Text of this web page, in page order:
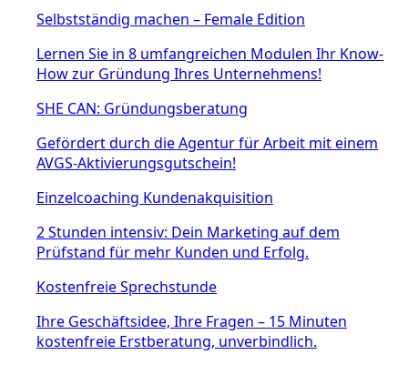
Selbstständig machen – Female Edition
Lernen Sie in 8 umfangreichen Modulen Ihr Know-
How zur Gründung Ihres Unternehmens!
SHE CAN: Gründungsberatung
Gefördert durch die Agentur für Arbeit mit einem
AVGS-Aktivierungsgutschein!
Einzelcoaching Kundenakquisition
2 Stunden intensiv: Dein Marketing auf dem
Prüfstand für mehr Kunden und Erfolg.
Kostenfreie Sprechstunde
Ihre Geschäftsidee, Ihre Fragen – 15 Minuten
kostenfreie Erstberatung, unverbindlich.